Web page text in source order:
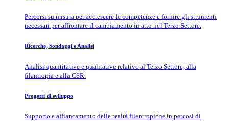
Percorsi su misura per accrescere le competenze e fornire gli strumenti
necessari per affrontare il cambiamento in atto nel Terzo Settore.
Ricerche, Sondaggi e Analisi
Analisi quantitative e qualitative relative al Terzo Settore, alla
filantropia e alla CSR.
Progetti di sviluppo
Supporto e affiancamento delle realtà filantropiche in percosi di